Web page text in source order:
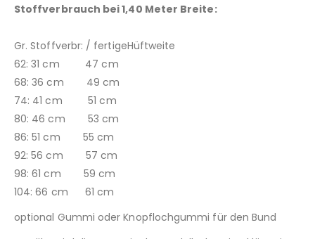
Stoffverbrauch bei 1,40 Meter Breite:
Gr. Stoffverbr: / fertigeHüftweite
62: 31 cm 47 cm
68: 36 cm 49 cm
74: 41 cm 51 cm
80: 46 cm 53 cm
86: 51 cm 55 cm
92: 56 cm 57 cm
98: 61 cm 59 cm
104: 66 cm 61 cm
optional Gummi oder Knopflochgummi für den Bund